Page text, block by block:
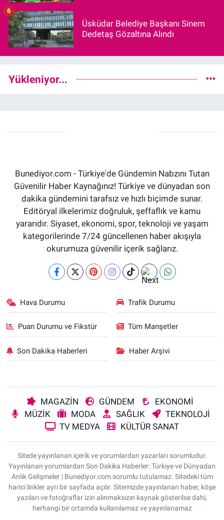
Üsküdar Belediye Başkanı Sinem
Dedetaş Gözaltına Alındı
6
Yükleniyor...
Bunediyor.com - Türkiye'de Gündemin Nabzını Tutan
Güvenilir Haber Kaynağınız! Türkiye ve dünyadan son
dakika gündemini tarafsız ve hızlı biçimde sunar.
Editöryal ilkelerimiz doğruluk, şeffaflık ve kamu
yararıdır. Siyaset, ekonomi, spor, teknoloji ve yaşam
kategorilerinde 7/24 güncellenen haber akışıyla
okurumuza güvenilir içerik sağlarız.
Hava Durumu Trafik Durumu
Puan Durumu ve Fikstür Tüm Manşetler
Son Dakika Haberleri Haber Arşivi
MAGAZİN GÜNDEM
EKONOMİ
MÜZİK
MODA SAĞLIK
TEKNOLOJİ
TV MEDYA
KÜLTÜR SANAT
Sitede yayınlanan içerik ve yorumlardan yazarları sorumludur.
Yayınlanan yorumlardan Son Dakika Haberler: Türkiye ve Dünyadan
Anlık Gelişmeler | Bunediyor.com sorumlu tutulamaz. Sitedeki tüm
harici linkler ayrı bir sayfada açılır. Sitemizde yayınlanan haber, köşe
yazıları ve fotoğraflar izin alınmaksızın kaynak gösterilse dahi,
herhangi bir ortamda kullanılamaz ve yayınlanamaz